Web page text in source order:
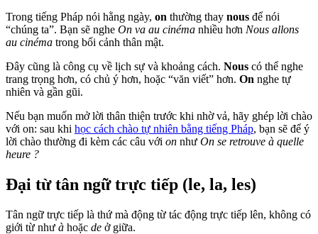
Trong tiếng Pháp nói hằng ngày, on thường thay nous để nói
“chúng ta”. Bạn sẽ nghe On va au cinéma nhiều hơn Nous allons
au cinéma trong bối cảnh thân mật.
Đây cũng là công cụ về lịch sự và khoảng cách. Nous có thể nghe
trang trọng hơn, có chủ ý hơn, hoặc “văn viết” hơn. On nghe tự
nhiên và gần gũi.
Nếu bạn muốn mở lời thân thiện trước khi nhờ vả, hãy ghép lời chào
với on: sau khi học cách chào tự nhiên bằng tiếng Pháp, bạn sẽ để ý
lời chào thường đi kèm các câu với on như On se retrouve à quelle
heure ?
Đại từ tân ngữ trực tiếp (le, la, les)
Tân ngữ trực tiếp là thứ mà động từ tác động trực tiếp lên, không có
giới từ như à hoặc de ở giữa.